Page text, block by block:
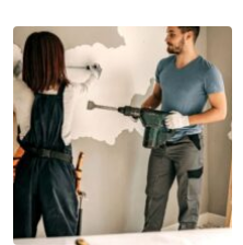
– nabór dla
przedsiębiorców